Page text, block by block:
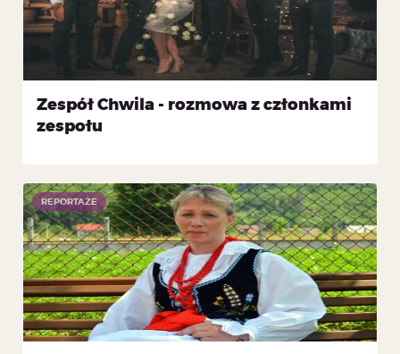
Zespół Chwila - rozmowa z członkami
zespołu
REPORTAŻE